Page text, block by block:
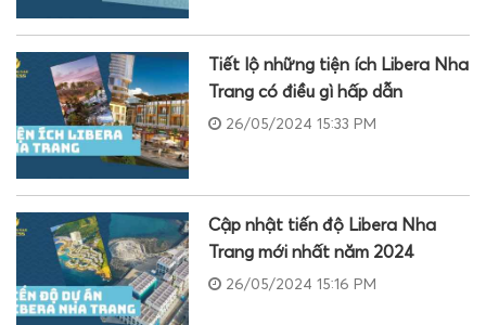
Tiết lộ những tiện ích Libera Nha
Trang có điều gì hấp dẫn
26/05/2024 15:33 PM
Cập nhật tiến độ Libera Nha
Trang mới nhất năm 2024
26/05/2024 15:16 PM